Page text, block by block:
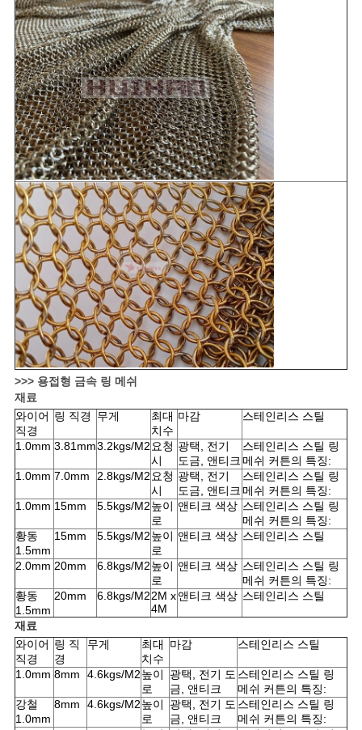
>>> 용접형 금속 링 메쉬
재료
와이어
직경
링 직경 무게
최대
치수
마감 스테인리스 스틸
1.0mm 3.81mm3.2kgs/M2요청
시
광택, 전기
도금, 앤티크
스테인리스 스틸 링
메쉬 커튼의 특징:
1.0mm 7.0mm 2.8kgs/M2요청
시
광택, 전기
도금, 앤티크
스테인리스 스틸 링
메쉬 커튼의 특징:
1.0mm 15mm 5.5kgs/M2높이
로
앤티크 색상 스테인리스 스틸 링
메쉬 커튼의 특징:
황동
1.5mm
15mm 5.5kgs/M2높이
로
앤티크 색상 스테인리스 스틸
2.0mm 20mm 6.8kgs/M2높이
로
앤티크 색상 스테인리스 스틸 링
메쉬 커튼의 특징:
황동
1.5mm
20mm 6.8kgs/M22M x
4M
앤티크 색상 스테인리스 스틸
재료
와이어
직경
링 직
경
무게
최대
치수
마감 스테인리스 스틸
1.0mm 8mm 4.6kgs/M2높이
로
광택, 전기 도
금, 앤티크
스테인리스 스틸 링
메쉬 커튼의 특징:
강철
1.0mm
8mm 4.6kgs/M2높이
로
광택, 전기 도
금, 앤티크
스테인리스 스틸 링
메쉬 커튼의 특징: